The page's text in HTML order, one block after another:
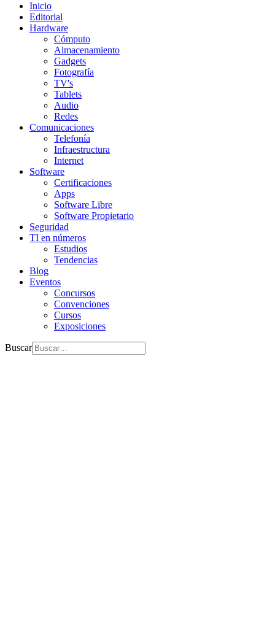
Inicio
Editorial
Hardware
Cómputo
Almacenamiento
Gadgets
Fotografía
TV's
Tablets
Audio
Redes
Comunicaciones
Telefonía
Infraestructura
Internet
Software
Certificaciones
Apps
Software Libre
Software Propietario
Seguridad
TI en números
Estudios
Tendencias
Blog
Eventos
Concursos
Convenciones
Cursos
Exposiciones
Buscar